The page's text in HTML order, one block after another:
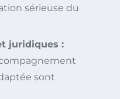
sérieuse du
juridiques :
sont